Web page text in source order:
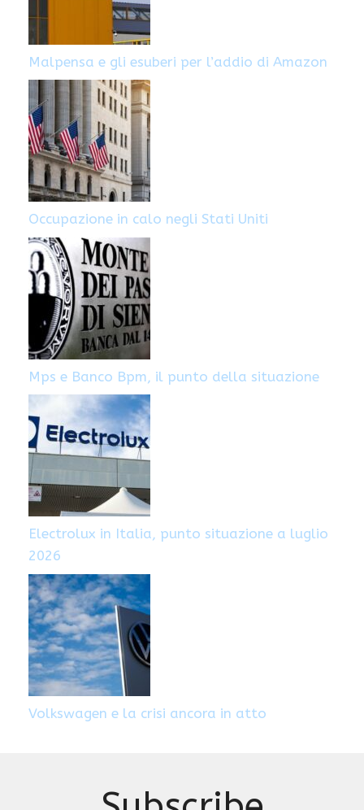
Malpensa e gli esuberi per l’addio di Amazon
Occupazione in calo negli Stati Uniti
Mps e Banco Bpm, il punto della situazione
Electrolux in Italia, punto situazione a luglio
2026
Volkswagen e la crisi ancora in atto